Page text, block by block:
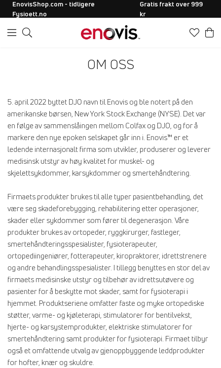
EnovisShop.com - tidligere
Fysioett.no
Gratis frakt over 999
kr
OM OSS
5. april 2022 byttet DJO navn til Enovis og ble notert på den
amerikanske børsen, New York Stock Exchange (NYSE). Det var
en følge av sammenslåingen mellom Colfax og DJO, og for å
markere den nye epoken selskapet går inn i. Enovis™ er et
ledende internasjonalt firma som utvikler, produserer og leverer
medisinsk utstyr av høy kvalitet for muskel- og
skjelettsykdommer, karsykdommer og smertehåndtering.
Firmaets produkter brukes til alle typer pasientbehandling, det
være seg skadeforebygging, rehabilitering etter operasjoner,
skader eller sykdommer som fører til degenerasjon. Våre
produkter brukes av ortopeder, ryggkirurger, fastleger,
smertehåndteringsspesialister, fysioterapeuter,
ortopediingeniører, fotterapeuter, kiropraktorer, idrettstrenere
og andre behandlingsspesialister. I tillegg benyttes en stor del av
firmaets medisinske utstyr og tilbehør av idrettsutøvere og
pasienter for å beskytte mot skader, samt for fysioterapi i
hjemmet. Produktseriene omfatter faste og myke ortopediske
støtter, varme- og kjøleterapi, stimulatorer for bentilvekst,
hjerte- og karsystemprodukter, elektriske stimulatorer for
smertehåndtering samt produkter for fysioterapi. Firmaet tilbyr
også et omfattende utvalg av gjenoppbyggende leddprodukter
for hofter, knær og skuldre.